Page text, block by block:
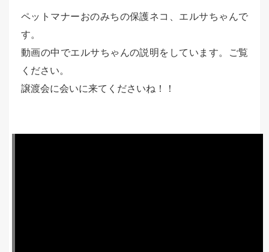
ペットマナーおのみちの保護ネコ、エルサちゃんで
す。
動画の中でエルサちゃんの説明をしています。ご覧
ください。
譲渡会に会いに来てくださいね！！